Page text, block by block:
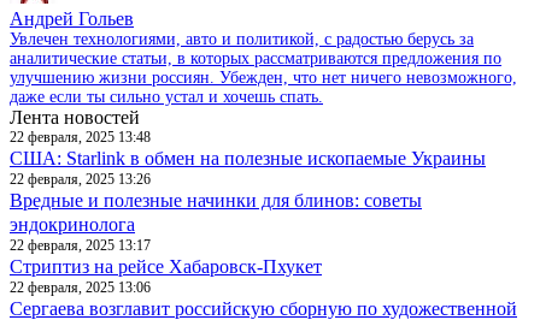
Андрей Гольев
Увлечен технологиями, авто и политикой, с радостью берусь за
аналитические статьи, в которых рассматриваются предложения по
улучшению жизни россиян. Убежден, что нет ничего невозможного,
даже если ты сильно устал и хочешь спать.
Лента новостей
22 февраля, 2025 13:48
США: Starlink в обмен на полезные ископаемые Украины
22 февраля, 2025 13:26
Вредные и полезные начинки для блинов: советы
эндокринолога
22 февраля, 2025 13:17
Стриптиз на рейсе Хабаровск-Пхукет
22 февраля, 2025 13:06
Сергаева возглавит российскую сборную по художественной